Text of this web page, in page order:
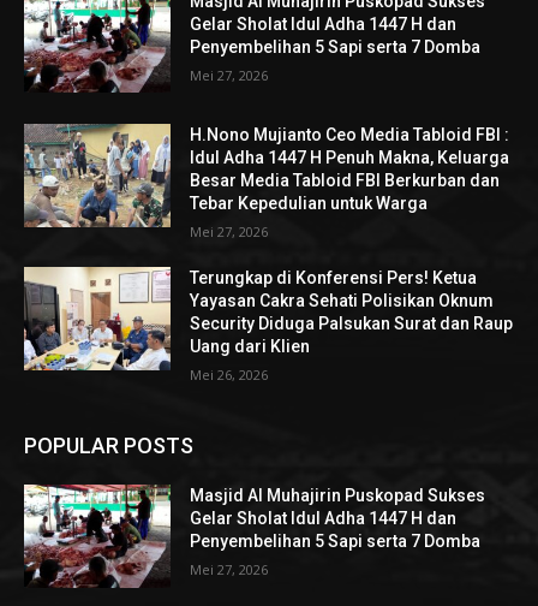
Gelar Sholat Idul Adha 1447 H dan
Penyembelihan 5 Sapi serta 7 Domba
Mei 27, 2026
H.Nono Mujianto Ceo Media Tabloid FBI :
Idul Adha 1447 H Penuh Makna, Keluarga
Besar Media Tabloid FBI Berkurban dan
Tebar Kepedulian untuk Warga
Mei 27, 2026
Terungkap di Konferensi Pers! Ketua
Yayasan Cakra Sehati Polisikan Oknum
Security Diduga Palsukan Surat dan Raup
Uang dari Klien
Mei 26, 2026
POPULAR POSTS
Masjid Al Muhajirin Puskopad Sukses
Gelar Sholat Idul Adha 1447 H dan
Penyembelihan 5 Sapi serta 7 Domba
Mei 27, 2026